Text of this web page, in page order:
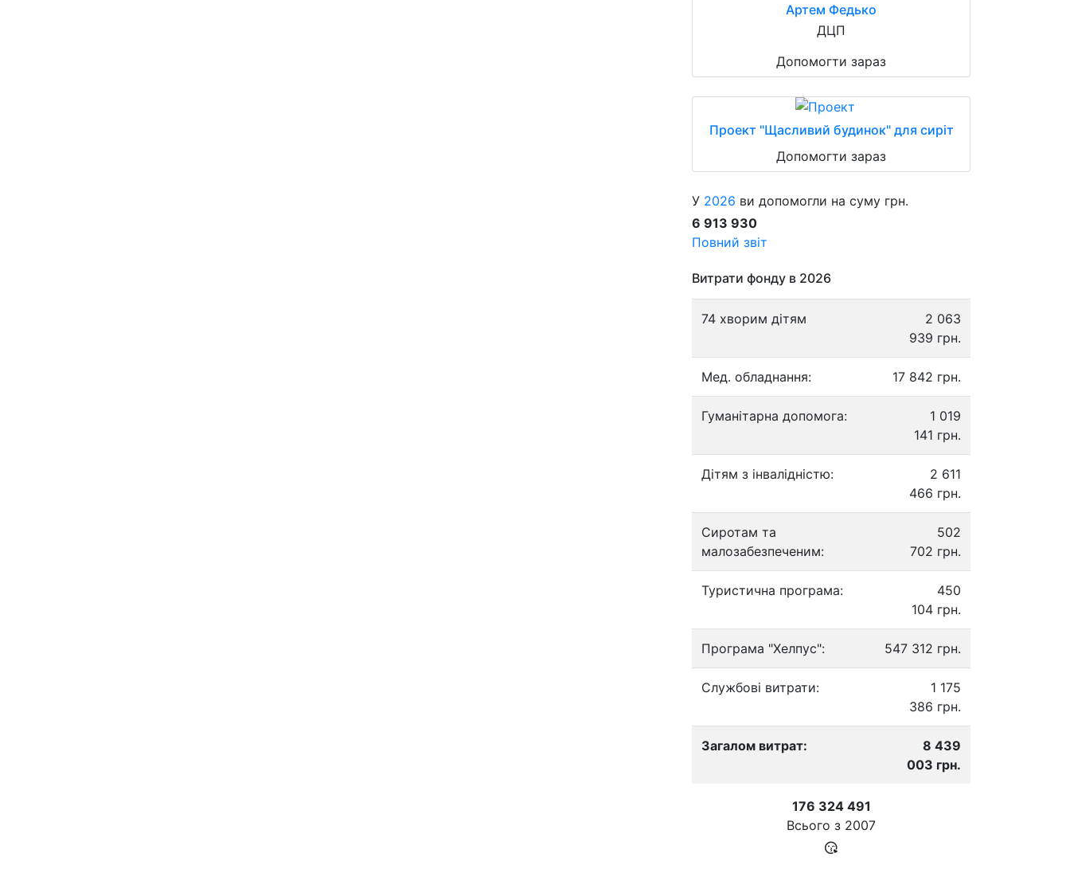
Артем Федько
ДЦП
Допомогти зараз
Проект "Щасливий будинок" для сиріт
Допомогти зараз
У 2026 ви допомогли на суму грн.
6 913 930
Повний звіт
Витрати фонду в 2026
74 хворим дітям
2 063
939 грн.
Мед. обладнання: 17 842 грн.
Гуманітарна допомога:
1 019
141 грн.
Дітям з інвалідністю:
2 611
466 грн.
Сиротам та
малозабезпеченим:
502
702 грн.
Туристична програма:
450
104 грн.
Програма "Хелпус": 547 312 грн.
Службові витрати:
1 175
386 грн.
Загалом витрат:
8 439
003 грн.
176 324 491
Всього з 2007